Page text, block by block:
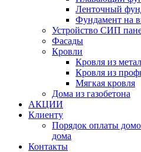
Ленточный
Фундамент на
Устройство СИП
Фасады
Кровли
Кровля из
Кровля из
Мягкая кровля
Дома из газобетона
АКЦИИ
Клиенту
Порядок оплаты
дома
Контакты